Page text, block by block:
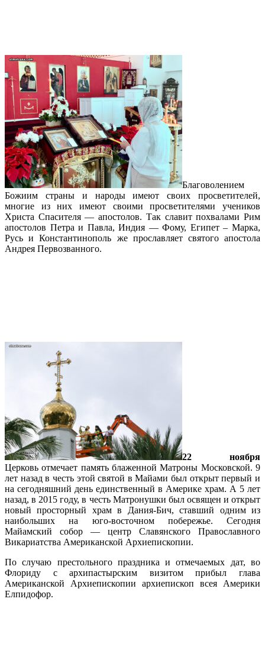
Благоволением
Божиим страны и народы имеют своих просветителей,
многие из них имеют своими просветителями учеников
Христа Спасителя — апостолов. Так славит похвалами Рим
апостолов Петра и Павла, Индия — Фому, Египет – Марка,
Русь и Константинополь же прославляет святого апостола
Андрея Первозванного.
22 ноября
Церковь отмечает память блаженной Матроны Московской. 9
лет назад в честь этой святой в Майами был открыт первый и
на сегодняшний день единственный в Америке храм. А 5 лет
назад, в 2015 году, в честь Матронушки был освящен и открыт
новый просторный храм в Дания-Бич, ставший одним из
наибольших на юго-восточном побережье. Сегодня
Майамский собор — центр Славянского Православного
Викариатства Американской Архиепископии.
По случаю престольного праздника и отмечаемых дат, во
Флориду с архипастырским визитом прибыл глава
Американской Архиепископии архиепископ всея Америки
Елпидофор.